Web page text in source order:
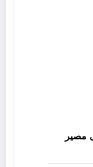
مصير